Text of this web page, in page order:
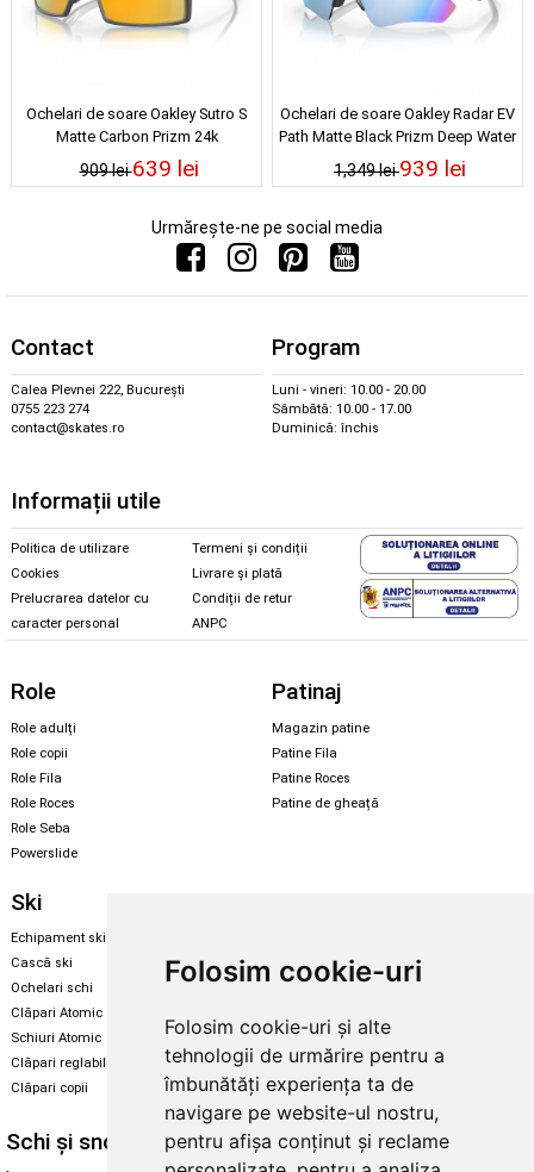
Folosim cookie-uri
Folosim cookie-uri și alte
tehnologii de urmărire pentru a
îmbunătăți experiența ta de
navigare pe website-ul nostru,
pentru afișa conținut și reclame
Ochelari de soare Oakley Sutro S
Matte Carbon Prizm 24k
909 lei639 lei
Ochelari de soare Oakley Radar EV
Path Matte Black Prizm Deep Water
Polarized
1,349 lei939 lei
Urmărește-ne pe social media
Contact
Calea Plevnei 222, București
0755 223 274
contact@skates.ro
Program
Luni - vineri: 10.00 - 20.00
Sâmbătă: 10.00 - 17.00
Duminică: închis
Informații utile
Politica de utilizare
Cookies
Prelucrarea datelor cu
caracter personal
Termeni și condiții
Livrare și plată
Condiții de retur
ANPC
Role
Role adulți
Role copii
Role Fila
Role Roces
Role Seba
Powerslide
Patinaj
Magazin patine
Patine Fila
Patine Roces
Patine de gheață
Ski
Echipament ski
Cască ski
Ochelari schi
Clăpari Atomic
Schiuri Atomic
Clăpari reglabili
Clăpari copii
Echipament snowboard
Skate & longboard
Santa Cruz
Enuff Skateboards
Schi și snowboard Diverse